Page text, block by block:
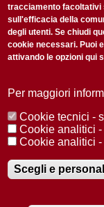
Accetto la
Redazione
© 2025 Università di
Registrazione presso il
2012
tracciamento facoltativi
sull'efficacia della
degli utenti. Se chiudi
cookie necessari. Puoi
attivando le opzioni qui
Per maggiori
Cookie tecnici -
Cookie analitici
Cookie analitici
Scegli e